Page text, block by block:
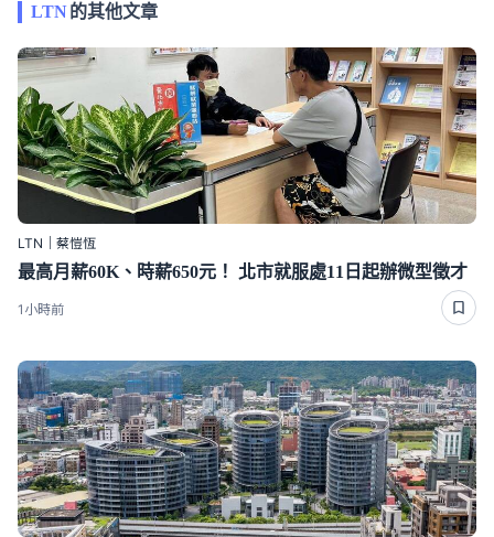
LTN的其他文章
LTN｜蔡愷恆
最高月薪60K、時薪650元！ 北市就服處11日起辦微型徵才
1小時前